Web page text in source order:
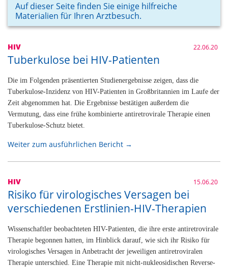
Auf dieser Seite finden Sie einige hilfreiche
Materialien für Ihren Arztbesuch.
HIV 22.06.20
Tuberkulose bei HIV-Patienten
Die im Folgenden präsentierten Studienergebnisse zeigen, dass die
Tuberkulose-Inzidenz von HIV-Patienten in Großbritannien im Laufe der
Zeit abgenommen hat. Die Ergebnisse bestätigen außerdem die
Vermutung, dass eine frühe kombinierte antiretrovirale Therapie einen
Tuberkulose-Schutz bietet.
Weiter zum ausführlichen Bericht →
HIV 15.06.20
Risiko für virologisches Versagen bei
verschiedenen Erstlinien-HIV-Therapien
Wissenschaftler beobachteten HIV-Patienten, die ihre erste antiretrovirale
Therapie begonnen hatten, im Hinblick darauf, wie sich ihr Risiko für
virologisches Versagen in Anbetracht der jeweiligen antiretroviralen
Therapie unterschied. Eine Therapie mit nicht-nukleosidischen Reverse-